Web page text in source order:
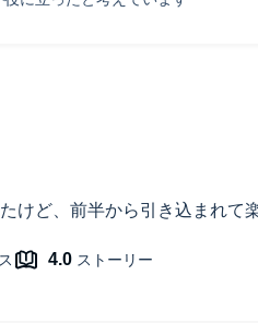
けど、前半から引き込まれて